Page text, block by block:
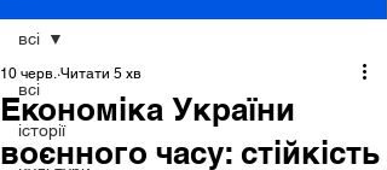
всі
історії
всі
Економіка України
воєнного часу: стійкість
10 черв. Читати 5 хв